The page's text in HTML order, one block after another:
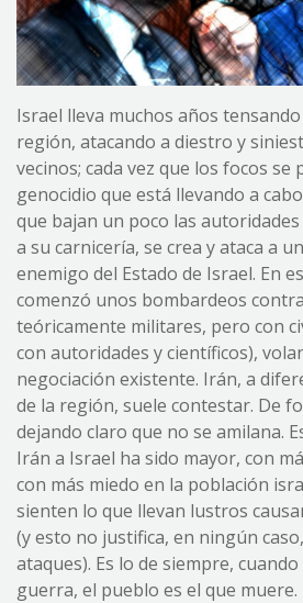
Israel lleva muchos años
región, atacando a diestro y
vecinos; cada vez que los focos se
genocidio que está llevando a
que bajan un poco las
a su carnicería, se crea y ataca a
enemigo del Estado de Israel. En
comenzó unos bombardeos
teóricamente militares, pero con
con autoridades y científicos),
negociación existente. Irán, a
de la región, suele contestar. De
dejando claro que no se amilana.
Irán a Israel ha sido mayor, con
con más miedo en la población
sienten lo que llevan lustros
(y esto no justifica, en ningún
ataques). Es lo de siempre,
guerra, el pueblo es el que muere.